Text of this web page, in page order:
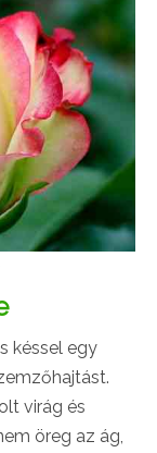
késsel egy
virág és
öreg az ág,